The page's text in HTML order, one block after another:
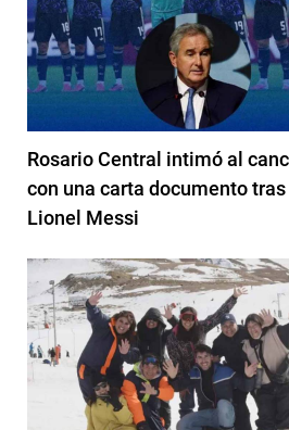
Rosario Central intimó al
con una carta documento
Lionel Messi